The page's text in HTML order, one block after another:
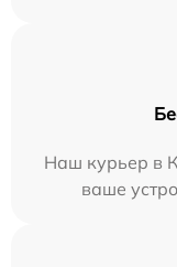
Наш курьер в
ваше